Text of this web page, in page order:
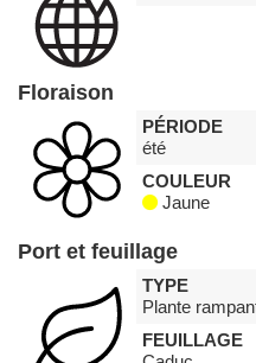
Floraison
PÉRIODE
été
COULEUR
Jaune
Port et feuillage
TYPE
Plante
FEUILLAGE